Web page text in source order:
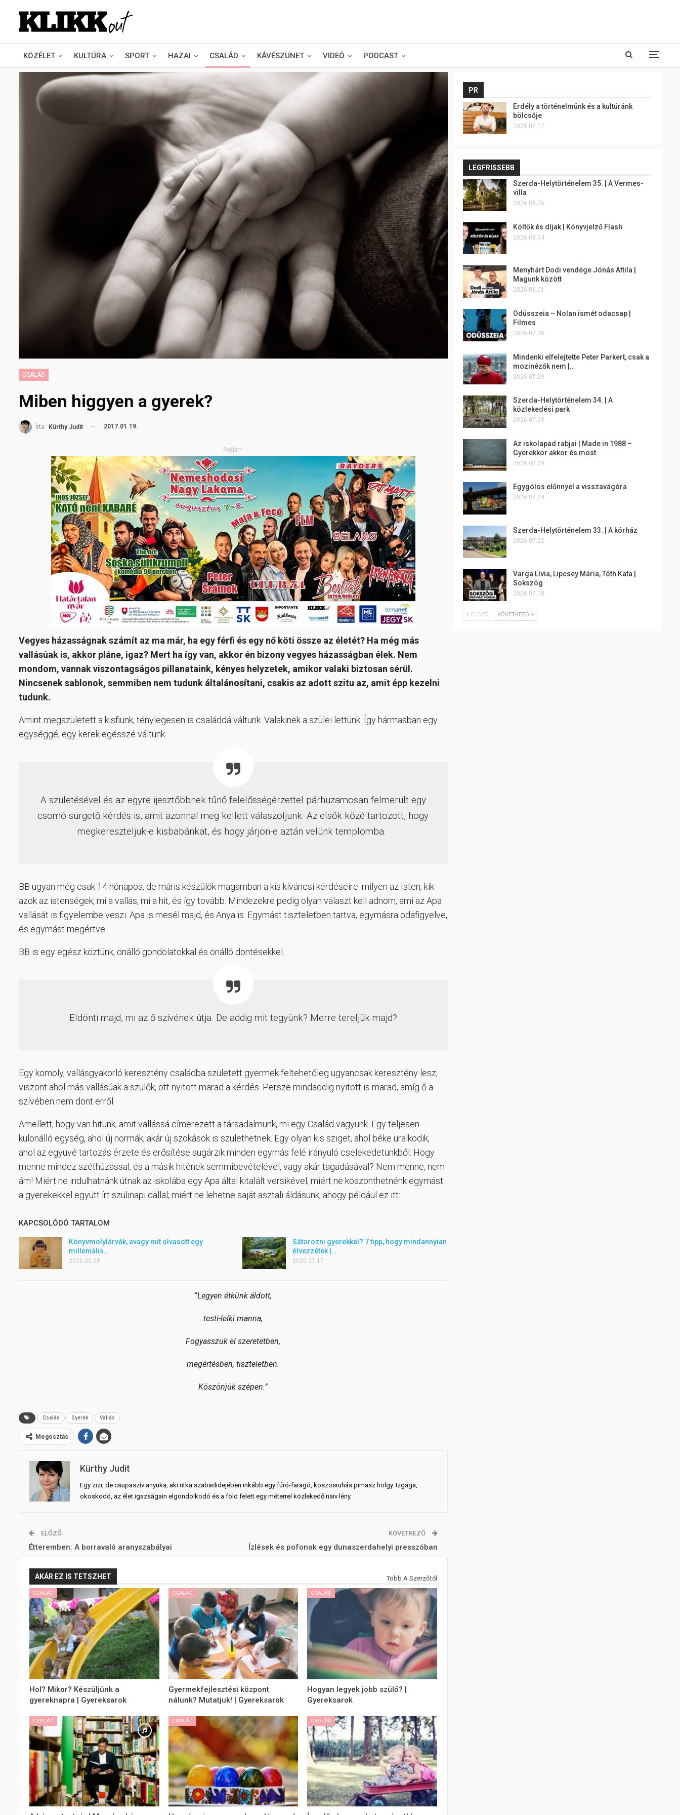
KÖZÉLET KULTÚRA SPORT HAZAI CSALÁD KÁVÉSZÜNET VIDEÓ PODCAST
CSALÁD
Miben higgyen a gyerek?
Írta: Kürthy Judit 2017.01.19.
Reklám
Vegyes házasságnak számít az ma már, ha egy férfi és egy nő köti össze az életét? Ha még más
vallásúak is, akkor pláne, igaz? Mert ha így van, akkor én bizony vegyes házasságban élek. Nem
mondom, vannak viszontagságos pillanataink, kényes helyzetek, amikor valaki biztosan sérül.
Nincsenek sablonok, semmiben nem tudunk általánosítani, csakis az adott szitu az, amit épp kezelni
tudunk.
Amint megszületett a kisfiunk, ténylegesen is családdá váltunk. Valakinek a szülei lettünk. Így hármasban egy
egységgé, egy kerek egésszé váltunk.
A születésével és az egyre ijesztőbbnek tűnő felelősségérzettel párhuzamosan felmerült egy
csomó sürgető kérdés is, amit azonnal meg kellett válaszoljunk. Az elsők közé tartozott, hogy
megkereszteljük-e kisbabánkat, és hogy járjon-e aztán velünk templomba.
BB ugyan még csak 14 hónapos, de máris készülök magamban a kis kíváncsi kérdéseire: milyen az Isten, kik
azok az istenségek, mi a vallás, mi a hit, és így tovább. Mindezekre pedig olyan választ kell adnom, ami az Apa
vallását is figyelembe veszi. Apa is mesél majd, és Anya is. Egymást tiszteletben tartva, egymásra odafigyelve,
és egymást megértve.
BB is egy egész köztünk, önálló gondolatokkal és önálló döntésekkel.
Eldönti majd, mi az ő szívének útja. De addig mit tegyünk? Merre tereljük majd?
Egy komoly, vallásgyakorló keresztény családba született gyermek feltehetőleg ugyancsak keresztény lesz,
viszont ahol más vallásúak a szülők, ott nyitott marad a kérdés. Persze mindaddig nyitott is marad, amíg ő a
szívében nem dönt erről.
Amellett, hogy van hitünk, amit vallássá címerezett a társadalmunk, mi egy Család vagyunk. Egy teljesen
különálló egység, ahol új normák, akár új szokások is születhetnek. Egy olyan kis sziget, ahol béke uralkodik,
ahol az együvé tartozás érzete és erősítése sugárzik minden egymás felé irányuló cselekedetünkből. Hogy
menne mindez széthúzással, és a másik hitének semmibevételével, vagy akár tagadásával? Nem menne, nem
ám! Miért ne indulhatnánk útnak az iskolába egy Apa által kitalált versikével; miért ne köszönthetnénk egymást
a gyerekekkel együtt írt szülinapi dallal; miért ne lehetne saját asztali áldásunk, ahogy például ez itt:
KAPCSOLÓDÓ TARTALOM
Könyvmolylárvák, avagy mit olvasott egy
milleniális…
2026.05.08.
Sátorozni gyerekkel? 7 tipp, hogy mindannyian
élvezzétek |…
2025.07.17.
“Legyen étkünk áldott,
testi-lelki manna,
Fogyasszuk el szeretetben,
megértésben, tiszteletben.
Köszönjük szépen.”
Család Gyerek Vallás
Megosztás
Kürthy Judit
Egy zizi, de csupaszív anyuka, aki ritka szabadidejében inkább egy fúró-faragó, koszosruhás pimasz hölgy. Izgága,
okoskodó, az élet igazságain elgondolkodó és a föld felett egy méterrel közlekedő naiv lény.
ELŐZŐ
Étteremben: A borravaló aranyszabályai
KÖVETKEZŐ
Ízlések és pofonok egy dunaszerdahelyi presszóban
AKÁR EZ IS TETSZHET Több A Szerzőtől
CSALÁD
Hol? Mikor? Készüljünk a
gyereknapra | Gyereksarok
CSALÁD
Gyermekfejlesztési központ
nálunk? Mutatjuk! | Gyereksarok
CSALÁD
Hogyan legyek jobb szülő? |
Gyereksarok
CSALÁD CSALÁD CSALÁD
PR
Erdély a történelmünk és a kultúránk
bölcsője
2025.07.17.
LEGFRISSEBB
Szerda-Helytörténelem 35. | A Vermes-
villa
2026.08.05.
Költők és díjak | Könyvjelző Flash
2026.08.04.
Menyhárt Dodi vendége Jónás Attila |
Magunk között
2026.08.01.
Odüsszeia – Nolan ismét odacsap |
Filmes
2026.07.30.
Mindenki elfelejtette Peter Parkert, csak a
mozinézők nem |…
2026.07.29.
Szerda-Helytörténelem 34. | A
közlekedési park
2026.07.29.
Az iskolapad rabjai | Made in 1988 –
Gyerekkor akkor és most
2026.07.29.
Egygólos előnnyel a visszavágóra
2026.07.24.
Szerda-Helytörténelem 33. | A kórház
2026.07.22.
Varga Lívia, Lipcsey Mária, Tóth Kata |
Sokszög
2026.07.18.
ELŐZŐ KÖVETKEZŐ